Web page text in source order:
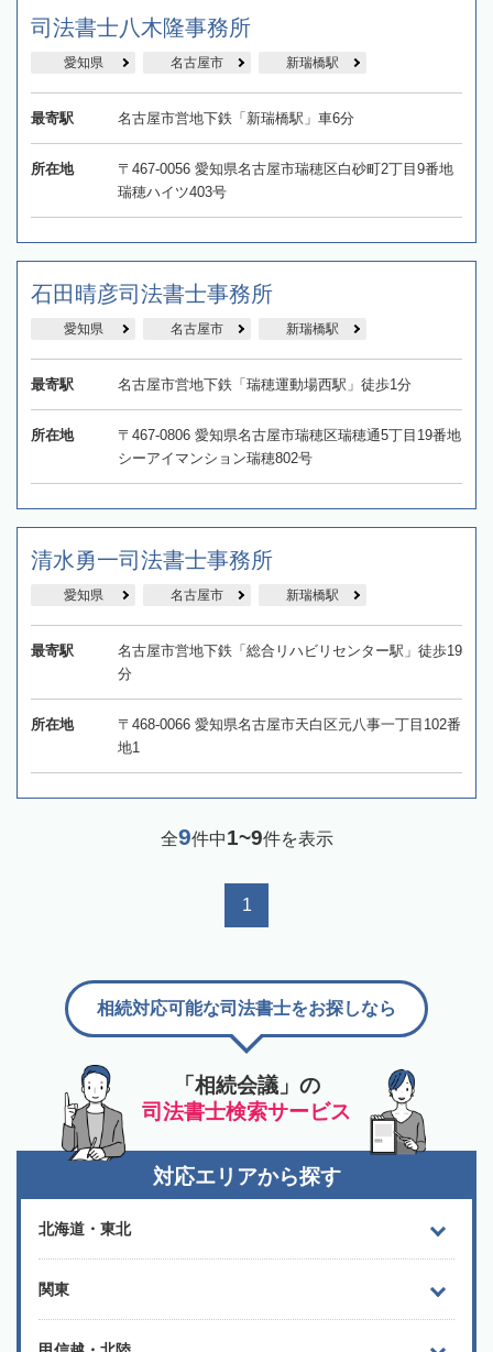
司法書士八木隆事務所
愛知県 名古屋市 新瑞橋駅
最寄駅 名古屋市営地下鉄「新瑞橋駅」車6分
所在地
〒467-0056 愛知県名古屋市瑞穂区白砂町2丁目9番地
瑞穂ハイツ403号
石田晴彦司法書士事務所
愛知県 名古屋市 新瑞橋駅
最寄駅 名古屋市営地下鉄「瑞穂運動場西駅」徒歩1分
所在地
〒467-0806 愛知県名古屋市瑞穂区瑞穂通5丁目19番地
シーアイマンション瑞穂802号
清水勇一司法書士事務所
愛知県 名古屋市 新瑞橋駅
最寄駅
名古屋市営地下鉄「総合リハビリセンター駅」徒歩19
分
所在地
〒468-0066 愛知県名古屋市天白区元八事一丁目102番
地1
全9件中1~9件を表示
1
「相続会議」の
司法書士検索サービス
相続対応可能な司法書士をお探しなら
対応エリアから探す
北海道・東北
関東